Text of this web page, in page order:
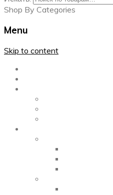
Shop By Categories
Menu
Skip to content